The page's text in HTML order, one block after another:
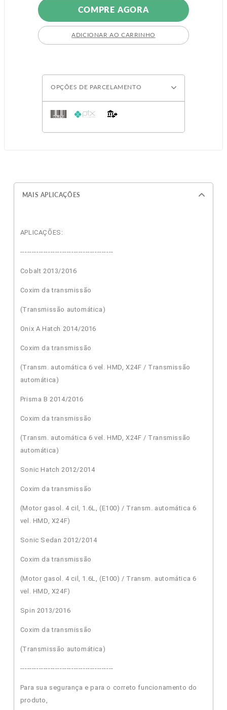
COMPRE AGORA
ADICIONAR AO CARRINHO
OPÇÕES DE PARCELAMENTO
MAIS APLICAÇÕES
APLICAÇÕES:
----------------------------------------
Cobalt 2013/2016
Coxim da transmissão
(Transmissão automática)
Onix A Hatch 2014/2016
Coxim da transmissão
(Transm. automática 6 vel. HMD, X24F / Transmissão
automática)
Prisma B 2014/2016
Coxim da transmissão
(Transm. automática 6 vel. HMD, X24F / Transmissão
automática)
Sonic Hatch 2012/2014
Coxim da transmissão
(Motor gasol. 4 cil, 1.6L, (E100) / Transm. automática 6
vel. HMD, X24F)
Sonic Sedan 2012/2014
Coxim da transmissão
(Motor gasol. 4 cil, 1.6L, (E100) / Transm. automática 6
vel. HMD, X24F)
Spin 2013/2016
Coxim da transmissão
(Transmissão automática)
----------------------------------------
Para sua segurança e para o correto funcionamento do
produto,